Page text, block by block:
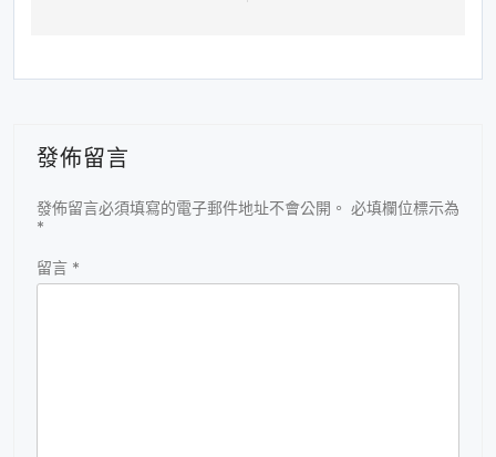
發佈留言
發佈留言必須填寫的電子郵件地址不會公開。 必填欄位標示為
*
留言 *